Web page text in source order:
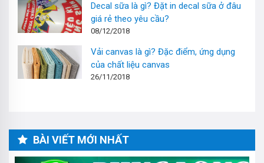
Decal sữa là gì? Đặt in decal sữa ở đâu
giá rẻ theo yêu cầu?
08/12/2018
Vải canvas là gì? Đặc điểm, ứng dụng
của chất liệu canvas
26/11/2018
BÀI VIẾT MỚI NHẤT